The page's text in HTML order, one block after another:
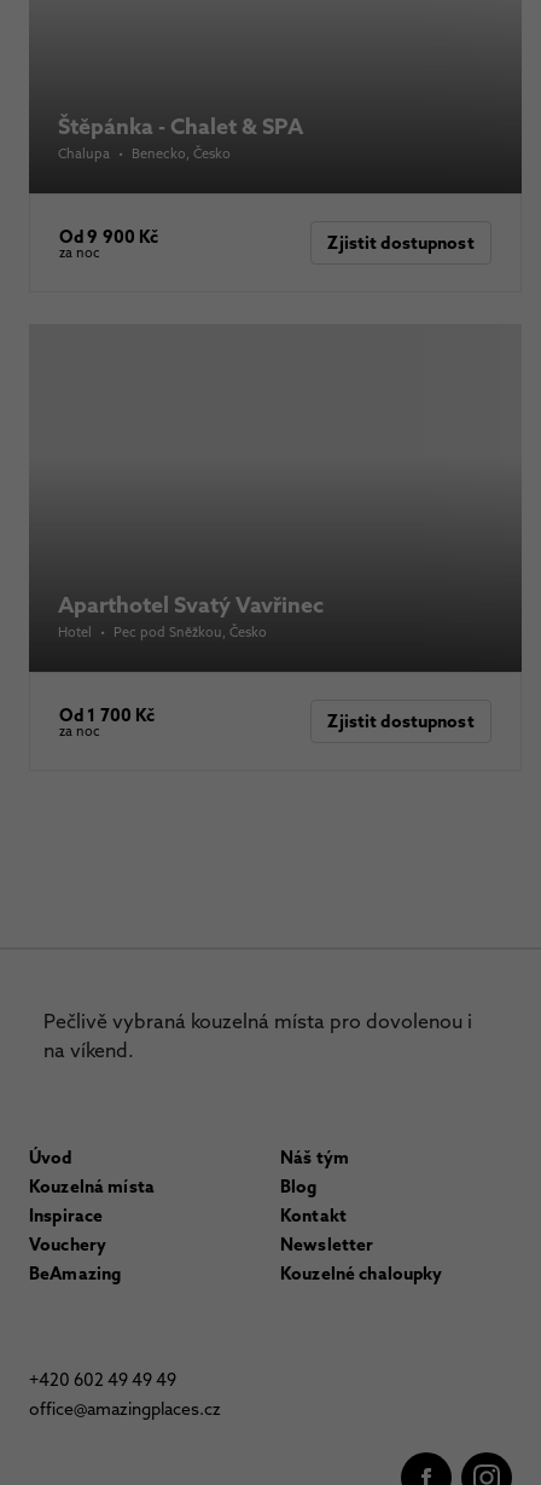
Štěpánka - Chalet & SPA
Chalupa • Benecko , Česko
Od 9 900 Kč
za noc Zjistit dostupnost
Aparthotel Svatý Vavřinec
Hotel • Pec pod Sněžkou , Česko
Od 1 700 Kč
za noc Zjistit dostupnost
Pečlivě vybraná kouzelná místa pro dovolenou i
na víkend.
Úvod
Kouzelná místa
Inspirace
Vouchery
BeAmazing
Náš tým
Blog
Kontakt
Newsletter
Kouzelné chaloupky
+420 602 49 49 49
office@amazingplaces.cz